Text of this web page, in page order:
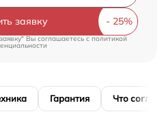
заявку
Вы соглашаетесь cполитикой
Гарантия Что